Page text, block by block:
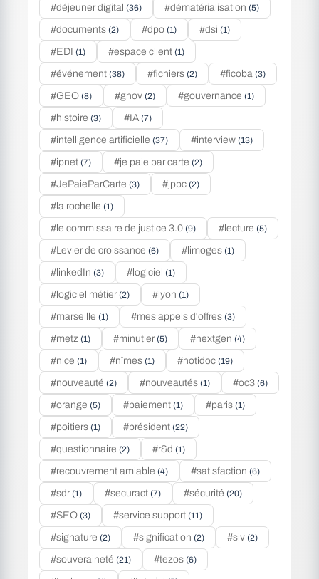
#déjeuner digital (36) #dématérialisation (5)
#documents (2) #dpo (1) #dsi (1)
#EDI (1) #espace client (1)
#événement (38) #fichiers (2) #ficoba (3)
#GEO (8) #gnov (2) #gouvernance (1)
#histoire (3) #IA (7)
#intelligence artificielle (37) #interview (13)
#ipnet (7) #je paie par carte (2)
#JePaieParCarte (3) #jppc (2)
#la rochelle (1)
#le commissaire de justice 3.0 (9) #lecture (5)
#Levier de croissance (6) #limoges (1)
#linkedIn (3) #logiciel (1)
#logiciel métier (2) #lyon (1)
#marseille (1) #mes appels d'offres (3)
#metz (1) #minutier (5) #nextgen (4)
#nice (1) #nîmes (1) #notidoc (19)
#nouveauté (2) #nouveautés (1) #oc3 (6)
#orange (5) #paiement (1) #paris (1)
#poitiers (1) #président (22)
#questionnaire (2) #r&d (1)
#recouvrement amiable (4) #satisfaction (6)
#sdr (1) #securact (7) #sécurité (20)
#SEO (3) #service support (11)
#signature (2) #signification (2) #siv (2)
#souveraineté (21) #tezos (6)